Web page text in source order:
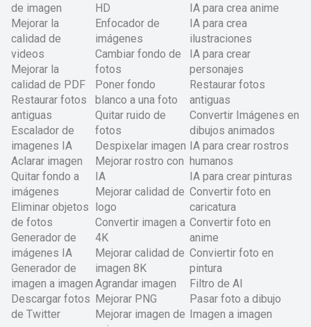
de imagen
Mejorar la
calidad de
videos
Mejorar la
calidad de PDF
Restaurar fotos
antiguas
Escalador de
imagenes IA
Aclarar imagen
Quitar fondo a
imágenes
Eliminar objetos
de fotos
Generador de
imágenes IA
Generador de
imagen a imagen
Descargar fotos
de Twitter
HD
Enfocador de
imágenes
Cambiar fondo de
fotos
Poner fondo
blanco a una foto
Quitar ruido de
fotos
Despixelar imagen
Mejorar rostro con
IA
Mejorar calidad de
logo
Convertir imagen a
4K
Mejorar calidad de
imagen 8K
Agrandar imagen
Mejorar PNG
Mejorar imagen de
IA para crea anime
IA para crea
ilustraciones
IA para crear
personajes
Restaurar fotos
antiguas
Convertir Imágenes en
dibujos animados
IA para crear rostros
humanos
IA para crear pinturas
Convertir foto en
caricatura
Convertir foto en
anime
Conviertir foto en
pintura
Filtro de AI
Pasar foto a dibujo
Imagen a imagen